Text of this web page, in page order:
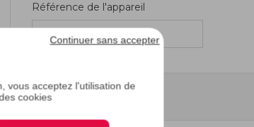
vous acceptez l'utilisation de
cookies
Continuer sans accepter
Référence de l'appareil